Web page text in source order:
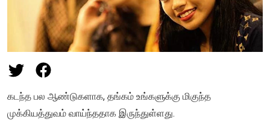
கடந்த பல ஆண்டுகளாக, தங்கம் உங்களுக்கு மிகுந்த
முக்கியத்துவம் வாய்ந்ததாக இருந்துள்ளது.